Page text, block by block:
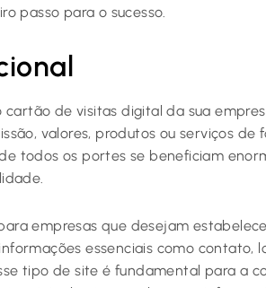
passo para o sucesso.
cartão de visitas digital da sua
valores, produtos ou serviços
todos os portes se beneficiam
empresas que desejam
essenciais como contato,
tipo de site é fundamental para a